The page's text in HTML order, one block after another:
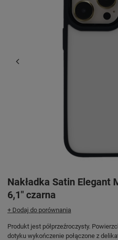
Nakładka Satin Elegant
6,1" czarna
+ Dodaj do porównania
Produkt jest półprzeźroczysty.
dotyku wykończenie połączone z